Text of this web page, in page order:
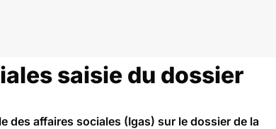
saisie du dossier
des affaires sociales (Igas) sur le dossier de la